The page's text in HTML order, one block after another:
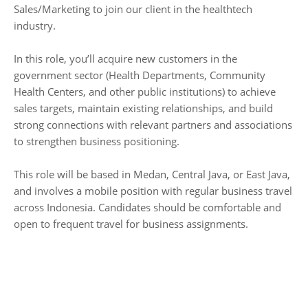
Sales/Marketing to join our client in the healthtech
industry.
In this role, you’ll acquire new customers in the
government sector (Health Departments, Community
Health Centers, and other public institutions) to achieve
sales targets, maintain existing relationships, and build
strong connections with relevant partners and associations
to strengthen business positioning.
This role will be based in Medan, Central Java, or East Java,
and involves a mobile position with regular business travel
across Indonesia. Candidates should be comfortable and
open to frequent travel for business assignments.